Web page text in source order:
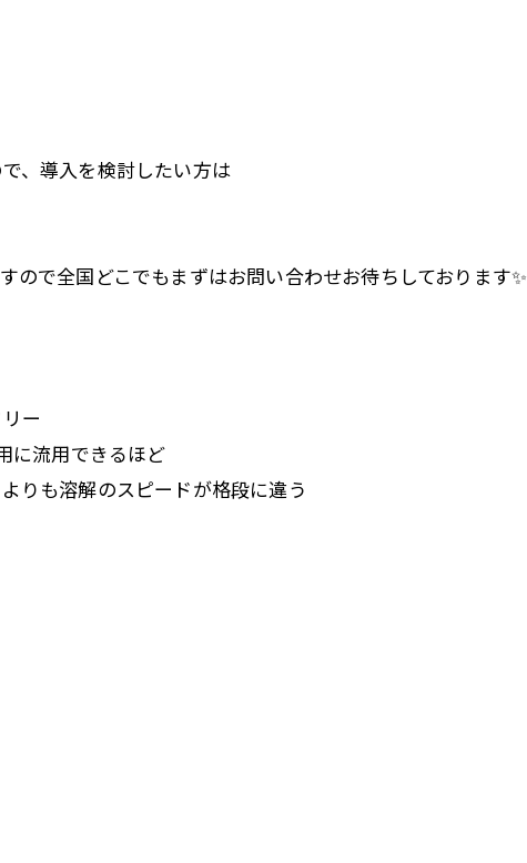
、導入を検討したい方は
ので全国どこでもまずはお問い合わせお待ちしております✨
ー
に流用できるほど
りも溶解のスピードが格段に違う